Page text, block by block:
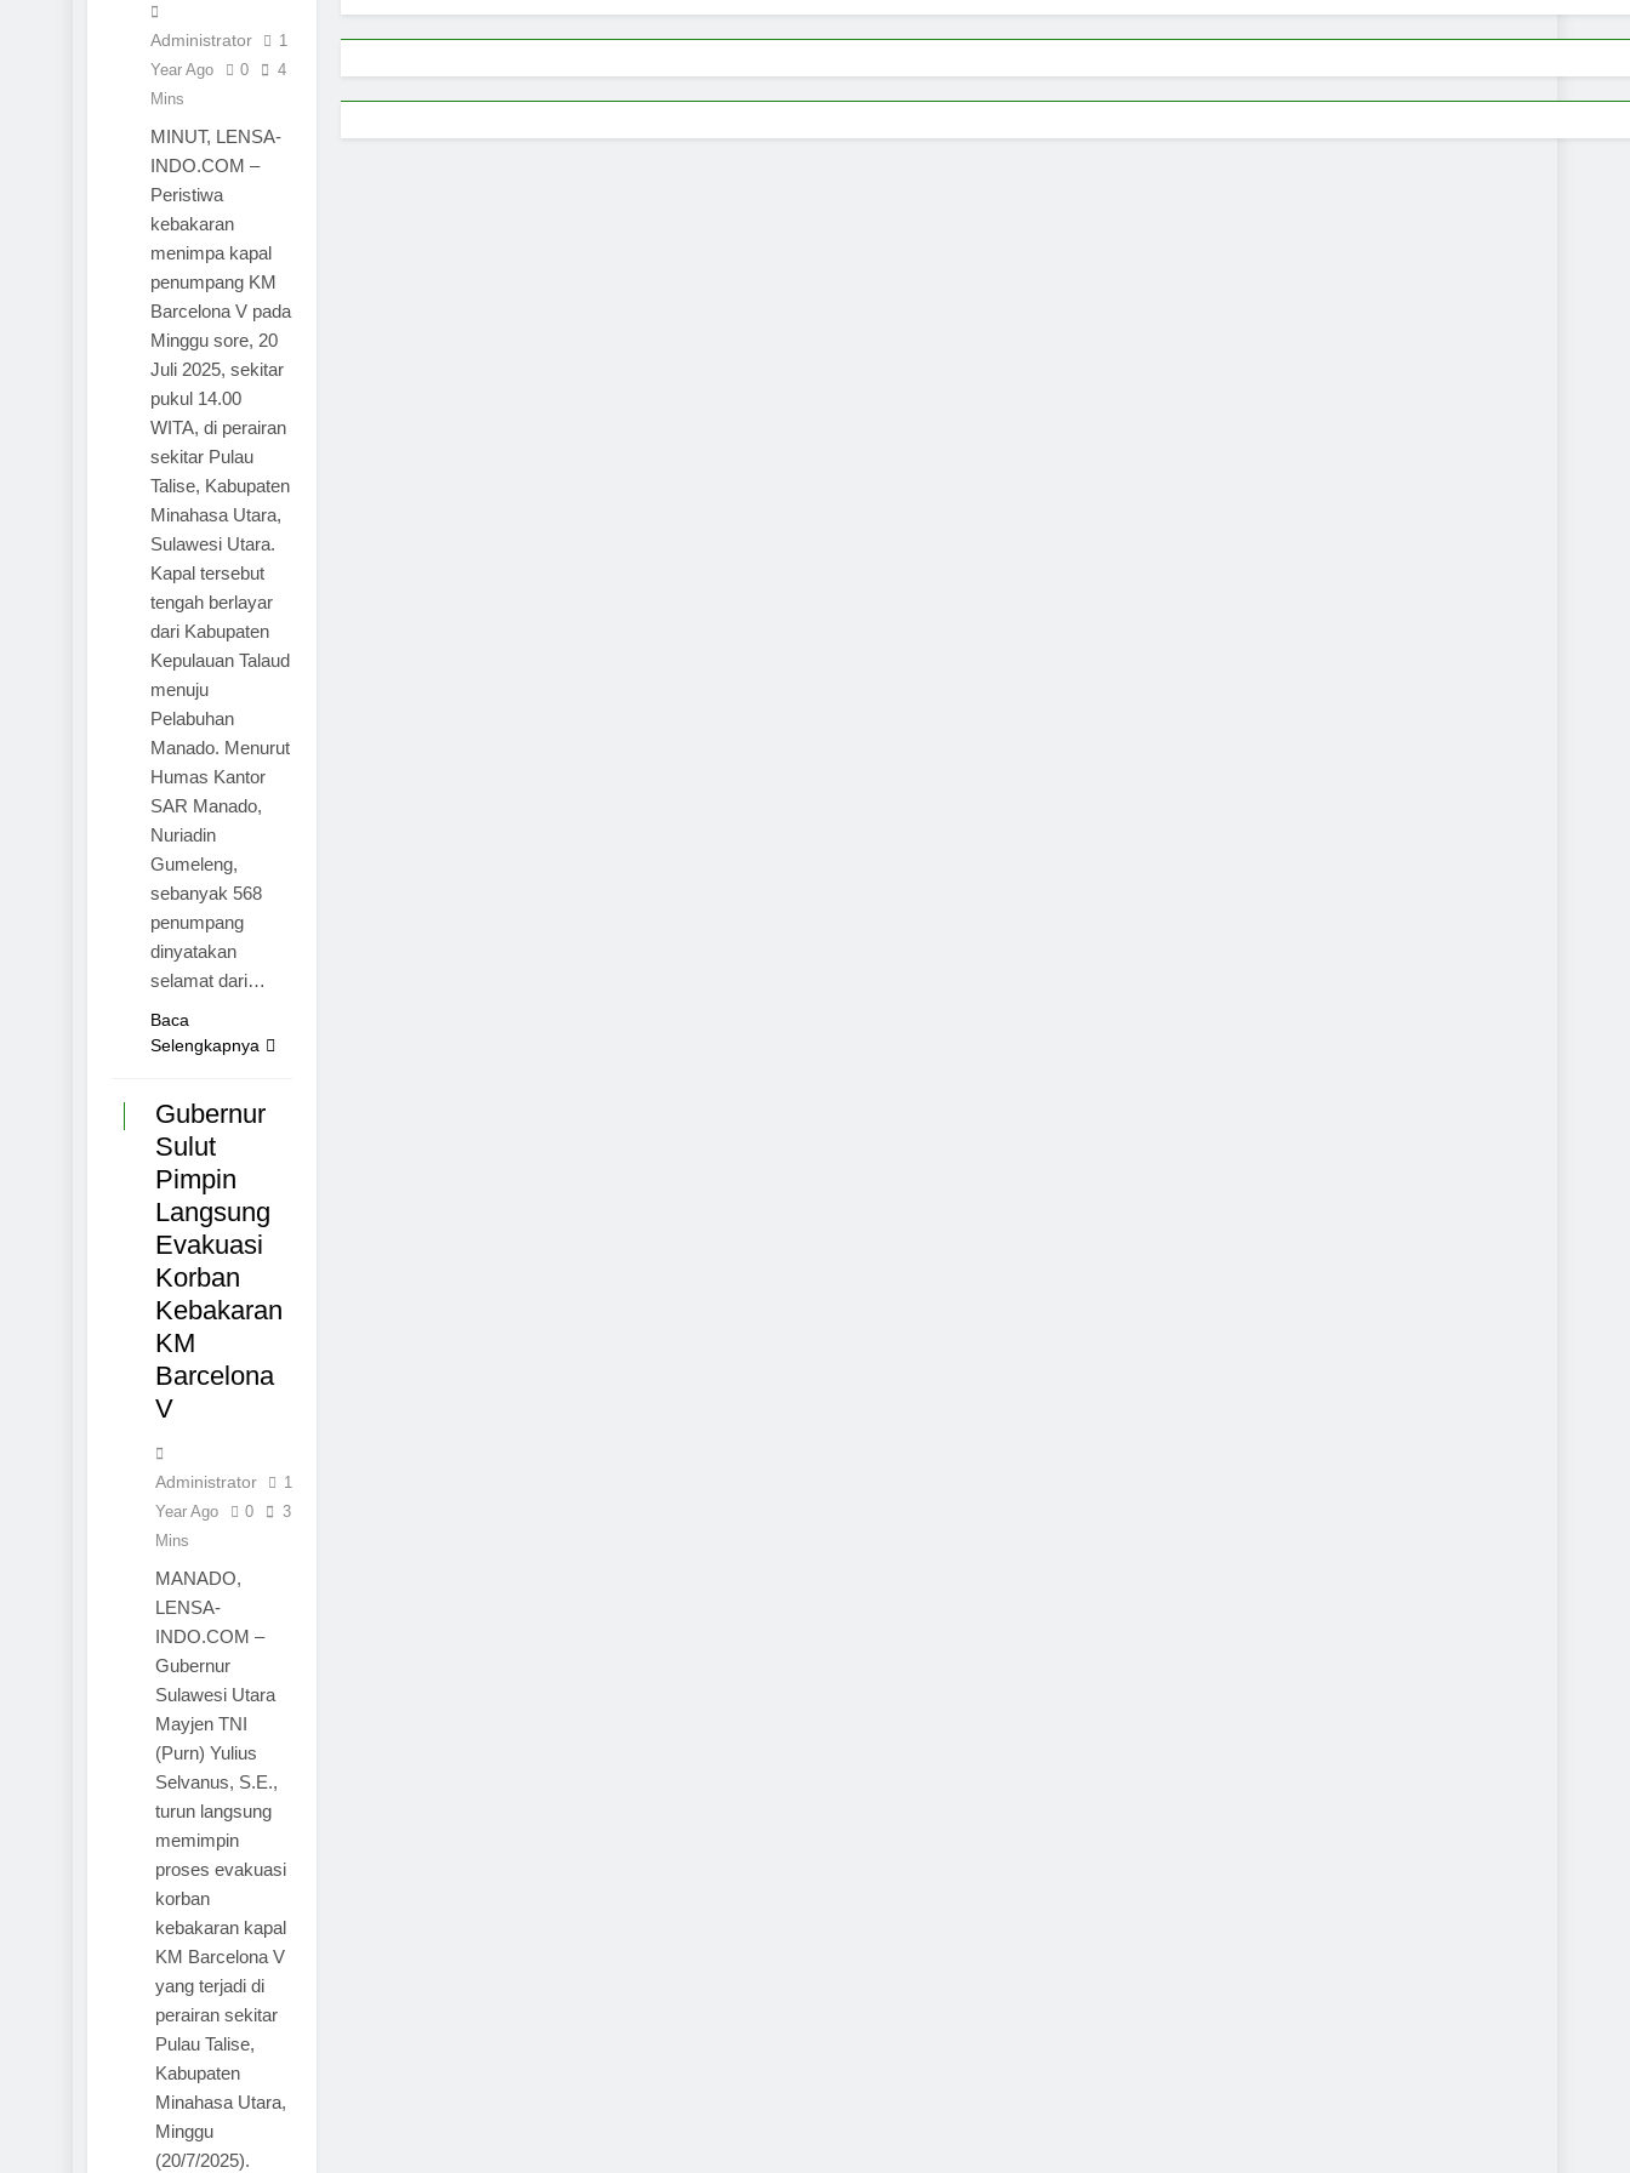
Administrator
1
Year Ago
0
4
Mins
MINUT, LENSA-
INDO.COM –
Peristiwa
kebakaran
menimpa kapal
penumpang KM
Barcelona V pada
Minggu sore, 20
Juli 2025, sekitar
pukul 14.00
WITA, di perairan
sekitar Pulau
Talise, Kabupaten
Minahasa Utara,
Sulawesi Utara.
Kapal tersebut
tengah berlayar
dari Kabupaten
Kepulauan Talaud
menuju
Pelabuhan
Manado. Menurut
Humas Kantor
SAR Manado,
Nuriadin
Gumeleng,
sebanyak 568
penumpang
dinyatakan
selamat dari…
Baca
Selengkapnya
SANGIHE
TALAUD
MANADO
Gubernur
Sulut
Pimpin
Langsung
Evakuasi
Korban
Kebakaran
KM
Barcelona
V
Administrator
1
Year Ago
0
3
Mins
MANADO,
LENSA-
INDO.COM –
Gubernur
Sulawesi Utara
Mayjen TNI
(Purn) Yulius
Selvanus, S.E.,
turun langsung
memimpin
proses evakuasi
korban
kebakaran kapal
KM Barcelona V
yang terjadi di
perairan sekitar
Pulau Talise,
Kabupaten
Minahasa Utara,
Minggu
(20/7/2025).